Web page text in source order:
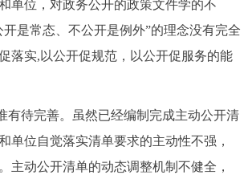
单位，对政务公开的政策文件学的不
是常态、不公开是例外”的理念没有完全
落实,以公开促规范，以公开促服务的能
待完善。虽然已经编制完成主动公开清
单位自觉落实清单要求的主动性不强，
主动公开清单的动态调整机制不健全，